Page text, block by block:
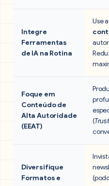
Integre
Ferramentas
de IA na Rotina
Use
Foque em
Conteúdo de
Alta Autoridade
(EEAT)
(Trust
Diversifique
Formatos e